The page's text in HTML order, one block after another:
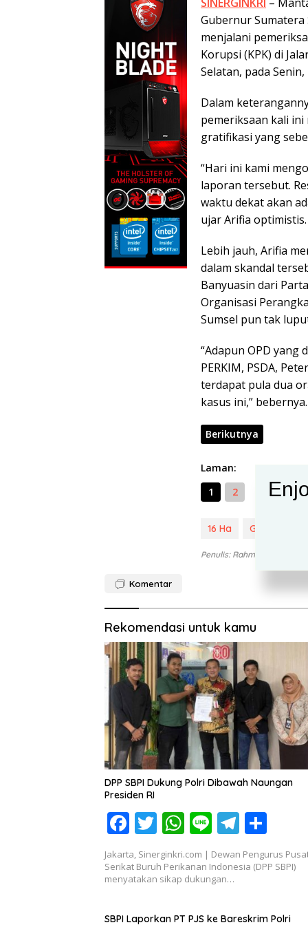
e
b
o
o
k
itt
er
at
s
A
p
p
Gubernur Sumatera
menjalani
Korupsi (KPK) di
Selatan, pada Senin,
Dalam
pemeriksaan kali
gratifikasi yang
“Hari ini kami
laporan tersebut.
waktu dekat akan
ujar Arifia optimistis.
Lebih jauh, Arifia
dalam skandal
Banyuasin dari
Organisasi
Sumsel pun tak
“Adapun OPD yang
PERKIM, PSDA,
terdapat pula dua
kasus ini,” bebernya.
Berikutnya
Laman:
1
2
16 Ha Gratifikasi
Penulis: Rahman
Komentar
Rekomendasi untuk kamu
DPP SBPI Dukung Polri Dibawah Naungan
Presiden RI
F
ac
e
b
o
T
w
itt
er
W
h
at
s
A
Li
n
e
T
el
e
a
h
ar
Jakarta, Sinerginkri.com | Dewan Pengurus
Serikat Buruh Perikanan Indonesia (DPP SBPI)
menyatakan sikap dukungan…
SBPI Laporkan PT PJS ke Bareskrim Polri